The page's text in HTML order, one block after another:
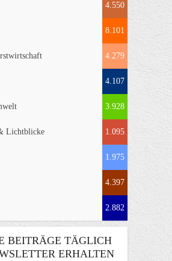
4.550
8.101
4.279
4.107
3.928
Lichtblicke 1.095
1.975
4.397
2.882
BEITRÄGE TÄGLICH
ERHALTEN